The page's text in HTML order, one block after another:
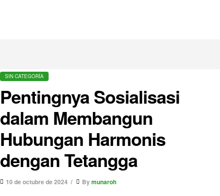
SIN CATEGORÍA
Pentingnya Sosialisasi
dalam Membangun
Hubungan Harmonis
dengan Tetangga
10 de octubre de 2024 Bymunaroh